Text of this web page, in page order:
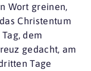
Wort greinen,
Christentum
dem
gedacht, am
Tage